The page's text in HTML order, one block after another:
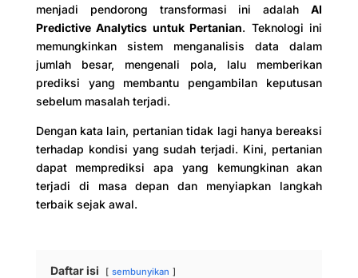
menjadi pendorong transformasi ini adalahAI
Predictive Analytics untuk Pertanian. Teknologi ini
memungkinkan sistem menganalisis data dalam
jumlah besar, mengenali pola, lalu memberikan
prediksi yang membantu pengambilan keputusan
sebelum masalah terjadi.
Dengan kata lain, pertanian tidak lagi hanya bereaksi
terhadap kondisi yang sudah terjadi. Kini, pertanian
dapat memprediksi apa yang kemungkinan akan
terjadi di masa depan dan menyiapkan langkah
terbaik sejak awal.
Daftar isi sembunyikan